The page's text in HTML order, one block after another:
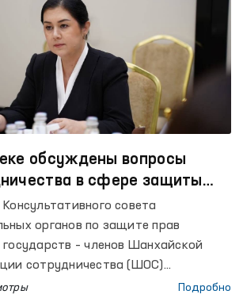
обсуждены вопросы
в сфере защиты
совета
органов по защите прав
государств – членов Шанхайской
сотрудничества (ШОС)
Олий Мажлиса Республики
Подробно